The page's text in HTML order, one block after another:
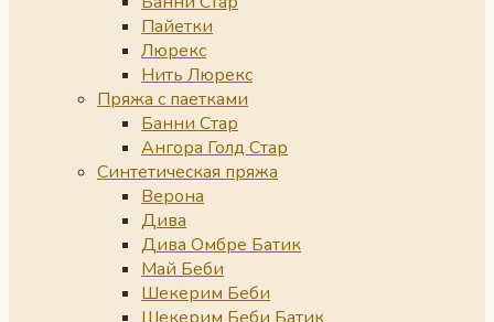
Пайетки
Люрекс
Нить Люрекс
Пряжа с паетками
Банни Стар
Ангора Голд Стар
Синтетическая пряжа
Верона
Дива
Дива Омбре Батик
Май Беби
Шекерим Беби